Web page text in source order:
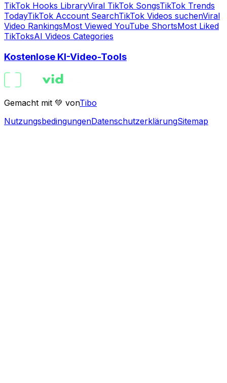
TikTok Hooks LibraryViral TikTok SongsTikTok Trends
TodayTikTok Account SearchTikTok Videos suchenViral
Video RankingsMost Viewed YouTube ShortsMost Liked
TikToksAI Videos Categories
Kostenlose KI-Video-Tools
Gemacht mit 💚 vonTibo
NutzungsbedingungenDatenschutzerklärungSitemap